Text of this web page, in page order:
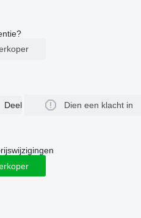
Deel Dien een klacht in